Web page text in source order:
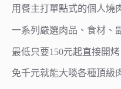
用餐主打單點式的個人燒
一系列嚴選肉品、食材、
最低只要150元起直接開烤
免千元就能大啖各種頂級